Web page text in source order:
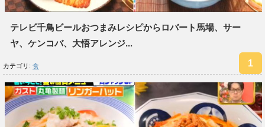
テレビ千鳥ビールおつまみレシピからロバート馬場、サー
ヤ、ケンコバ、大悟アレンジ...
カテゴリ: 食